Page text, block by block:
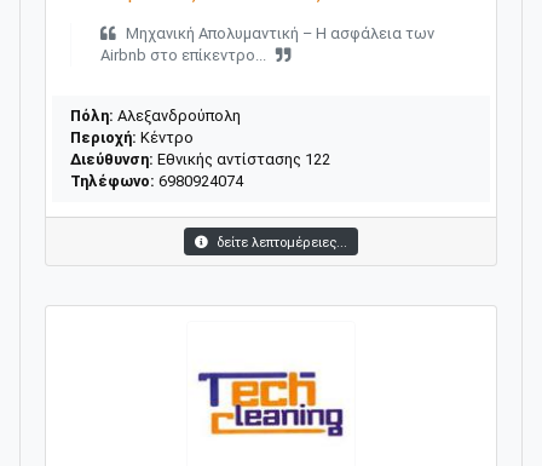
Μηχανική Απολυμαντική – Η ασφάλεια των
Airbnb στο επίκεντρο...
Πόλη: Αλεξανδρούπολη
Περιοχή: Κέντρο
Διεύθυνση: Εθνικής αντίστασης 122
Τηλέφωνο: 6980924074
δείτε λεπτομέρειες...